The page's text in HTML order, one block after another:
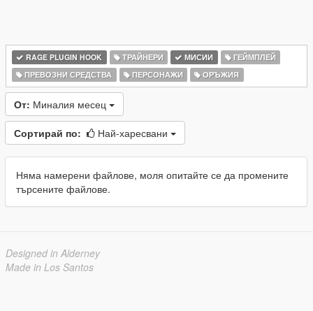
RAGE PLUGIN HOOK ТРАЙНЕРИ МИСИИ
ГЕЙМПЛЕЙ
ПРЕВОЗНИ СРЕДСТВА
ПЕРСОНАЖИ ОРЪЖИЯ
От: Миналия месец
Сортирай по: Най-харесвани
Няма намерени файлове, моля опитайте се да промените
търсените файлове.
Designed in Alderney
Made in Los Santos